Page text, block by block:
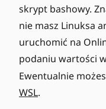
skrypt bashowy.
nie masz Linuksa
uruchomić na
podaniu wartości
Ewentualnie
WSL.